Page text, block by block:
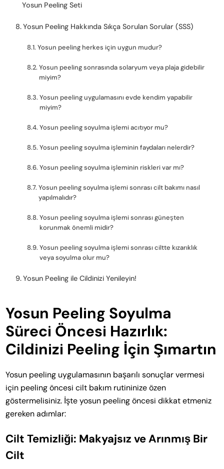
Yosun Peeling Seti
Yosun Peeling Hakkında Sıkça Sorulan Sorular (SSS)
Yosun peeling herkes için uygun mudur?
Yosun peeling sonrasında solaryum veya plaja gidebilir
miyim?
Yosun peeling uygulamasını evde kendim yapabilir
miyim?
Yosun peeling soyulma işlemi acıtıyor mu?
Yosun peeling soyulma işleminin faydaları nelerdir?
Yosun peeling soyulma işleminin riskleri var mı?
Yosun peeling soyulma işlemi sonrası cilt bakımı nasıl
yapılmalıdır?
Yosun peeling soyulma işlemi sonrası güneşten
korunmak önemli midir?
Yosun peeling soyulma işlemi sonrası ciltte kızarıklık
veya soyulma olur mu?
Yosun Peeling ile Cildinizi Yenileyin!
Yosun Peeling Soyulma
Süreci Öncesi Hazırlık:
Cildinizi Peeling İçin Şımartın
Yosun peeling uygulamasının başarılı sonuçlar vermesi
için peeling öncesi cilt bakım rutininize özen
göstermelisiniz. İşte yosun peeling öncesi dikkat etmeniz
gereken adımlar:
Cilt Temizliği: Makyajsız ve Arınmış Bir
Cilt